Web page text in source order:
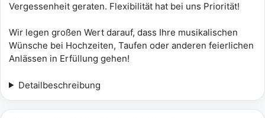
Vergessenheit geraten. Flexibilität hat bei uns Priorität!
Wir legen großen Wert darauf, dass Ihre musikalischen
Wünsche bei Hochzeiten, Taufen oder anderen feierlichen
Anlässen in Erfüllung gehen!
Detailbeschreibung